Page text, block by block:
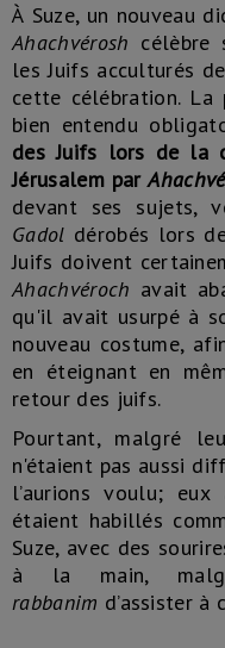
À Suze, un nouveau
Ahachvérosh célèbre
les Juifs acculturés
cette célébration.
bien entendu
des Juifs lors de la
Jérusalem par
devant ses sujets,
Gadol dérobés lors
Juifs doivent
Ahachvéroch avait
qu'il avait usurpé à
nouveau costume,
en éteignant en
retour des juifs.
Pourtant, malgré
n'étaient pas aussi
l’aurions voulu;
étaient habillés
Suze, avec des
à la main,
rabbanim d’assister à